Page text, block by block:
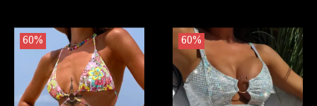
60% 60%